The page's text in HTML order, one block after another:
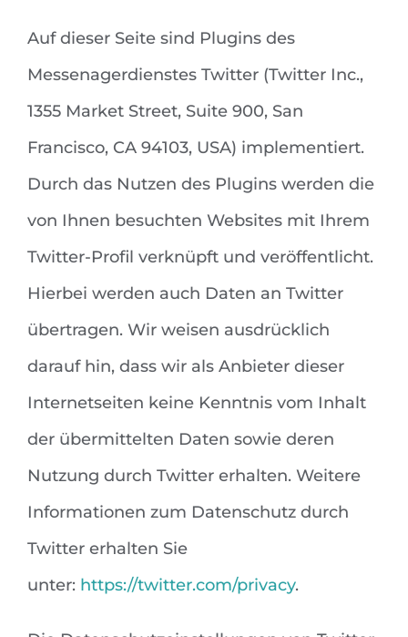
Auf dieser Seite sind Plugins des
Messenagerdienstes Twitter (Twitter Inc.,
1355 Market Street, Suite 900, San
Francisco, CA 94103, USA) implementiert.
Durch das Nutzen des Plugins werden die
von Ihnen besuchten Websites mit Ihrem
Twitter-Profil verknüpft und veröffentlicht.
Hierbei werden auch Daten an Twitter
übertragen. Wir weisen ausdrücklich
darauf hin, dass wir als Anbieter dieser
Internetseiten keine Kenntnis vom Inhalt
der übermittelten Daten sowie deren
Nutzung durch Twitter erhalten. Weitere
Informationen zum Datenschutz durch
Twitter erhalten Sie
unter: https://twitter.com/privacy.